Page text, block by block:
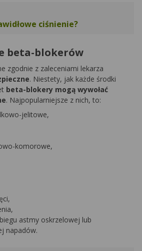
ciśnienie?
beta-blokerów
zgodnie z zaleceniami lekarza
. Niestety, jak każde środki
beta-blokery mogą wywołać
. Najpopularniejsze z nich, to:
jelitowe,
komorowe,
astmy oskrzelowej lub
napadów.